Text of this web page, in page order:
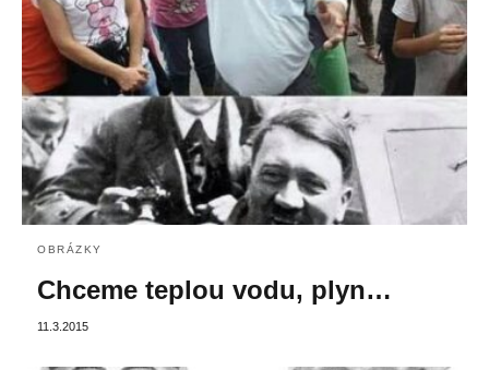
OBRÁZKY
Chceme teplou vodu, plyn…
11.3.2015